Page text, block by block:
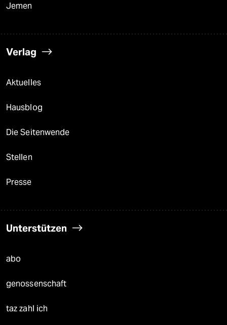
Jemen
Verlag
Aktuelles
Hausblog
Die Seitenwende
Stellen
Presse
Unterstützen
abo
genossenschaft
taz zahl ich